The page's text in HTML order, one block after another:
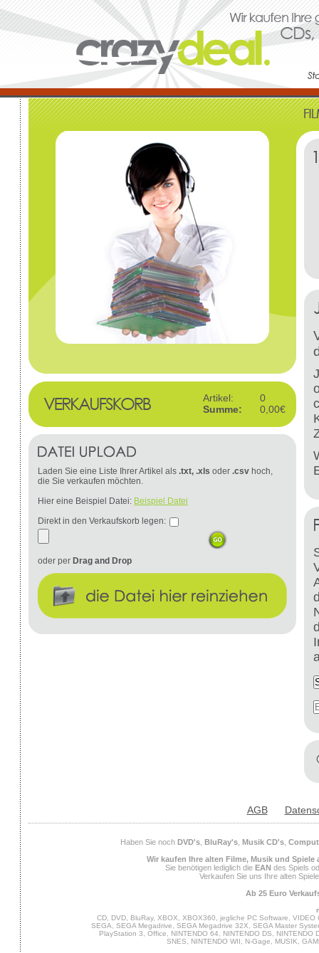
Artikel:
0
Summe:
0,00€
Laden Sie eine Liste Ihrer Artikel als .txt, .xls oder .csv hoch,
die Sie verkaufen möchten.
Hier eine Beispiel Datei: Beispiel Datei
Direkt in den Verkaufskorb legen:
oder per Drag and Drop
AGB
Haben Sie noch DVD's, BluRay's, Musik CD's,
Wir kaufen Ihre alten Filme, Musik und Spiele
Sie benötigen lediglich die EAN des Spiels
Verkaufen Sie uns Ihre alten
Ab 25 Euro
CD, DVD, BluRay, XBOX, XBOX360, jegliche PC Software,
SEGA, SEGA Megadrive, SEGA Megadrive 32X, SEGA Master
PlayStation 3, Office, NINTENDO 64, NINTENDO DS,
SNES, NINTENDO WII, N-Gage, MUSIK,